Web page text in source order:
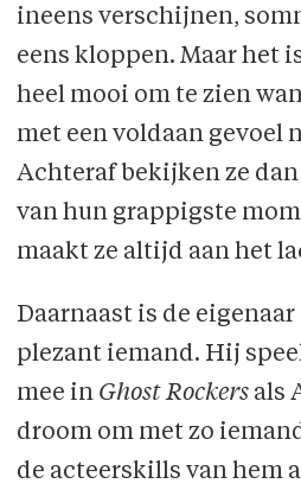
ineens verschijnen,
eens kloppen. Maar het
heel mooi om te zien
met een voldaan gevoel
Achteraf bekijken ze
van hun grappigste
maakt ze altijd aan het
Daarnaast is de eigenaar
plezant iemand. Hij
mee in Ghost Rockersals
droom om met zo
de acteerskills van hem